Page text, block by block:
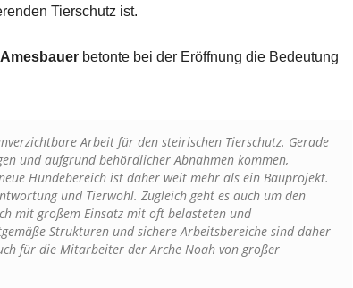
Tierschutz ist.
betonte bei der Eröffnung die Bedeutung
Arbeit für den steirischen Tierschutz. Gerade
und aufgrund behördlicher Abnahmen kommen,
Hundebereich ist daher weit mehr als ein Bauprojekt.
und Tierwohl. Zugleich geht es auch um den
mit großem Einsatz mit oft belasteten und
Strukturen und sichere Arbeitsbereiche sind daher
für die Mitarbeiter der Arche Noah von großer